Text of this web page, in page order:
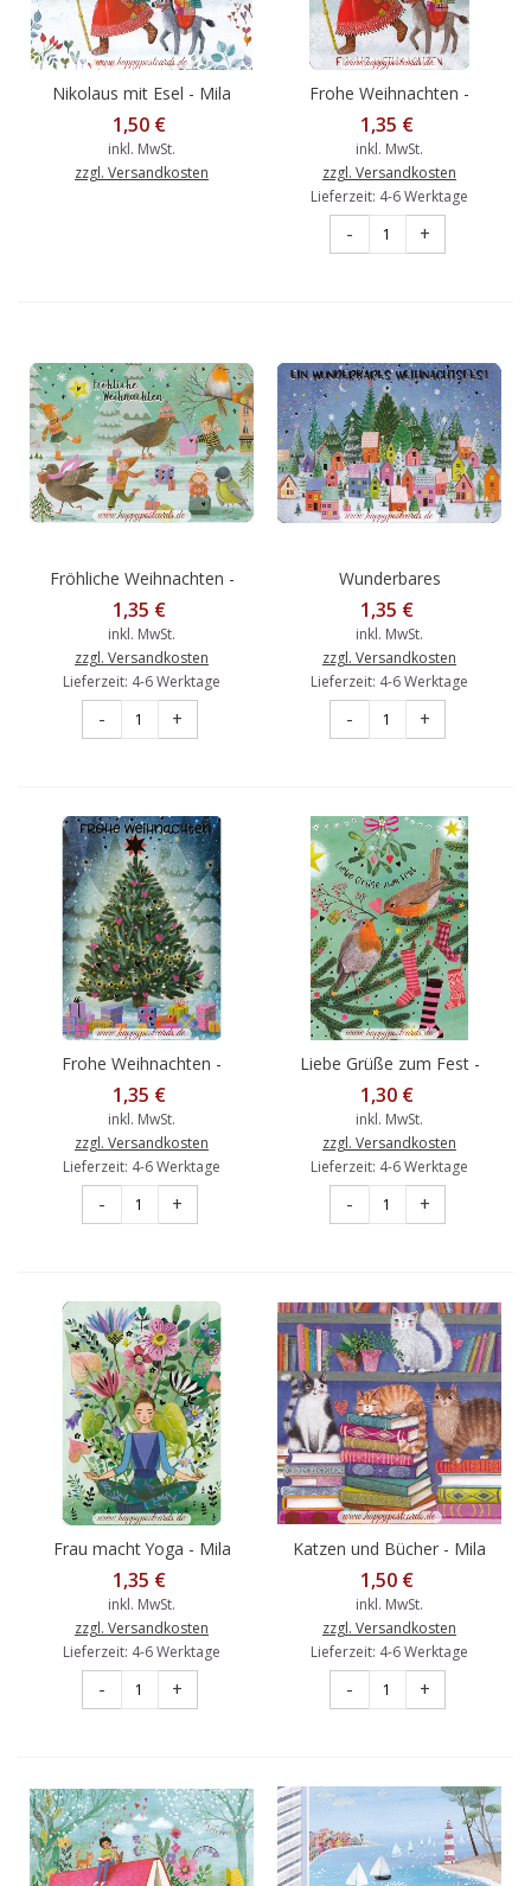
Nikolaus mit Esel - Mila
Marquis Postkarte
1,50 €
inkl. MwSt.
zzgl. Versandkosten
Frohe Weihnachten -
Nikolaus - Mila Marquis
Postkarte
1,35 €
inkl. MwSt.
zzgl. Versandkosten
Lieferzeit: 4-6 Werktage
- +
Fröhliche Weihnachten -
Kinder und Vögel - Mila
Marquis Postkarte
1,35 €
inkl. MwSt.
zzgl. Versandkosten
Lieferzeit: 4-6 Werktage
- +
Wunderbares
Weihnachtsfest - Stadt -
Mila Marquis Postkarte
1,35 €
inkl. MwSt.
zzgl. Versandkosten
Lieferzeit: 4-6 Werktage
- +
Frohe Weihnachten -
Tannenbaum - Mila
Marquis Postkarte
1,35 €
inkl. MwSt.
zzgl. Versandkosten
Lieferzeit: 4-6 Werktage
- +
Liebe Grüße zum Fest -
Vögel - Mila Marquis
Postkarte
1,30 €
inkl. MwSt.
zzgl. Versandkosten
Lieferzeit: 4-6 Werktage
- +
Frau macht Yoga - Mila
Marquis Postkarte
1,35 €
inkl. MwSt.
zzgl. Versandkosten
Lieferzeit: 4-6 Werktage
- +
Katzen und Bücher - Mila
Marquis Postkarte
1,50 €
inkl. MwSt.
zzgl. Versandkosten
Lieferzeit: 4-6 Werktage
- +